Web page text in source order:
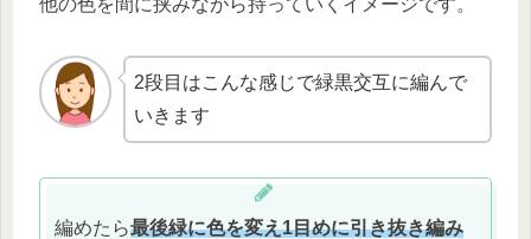
他の色を間に挟みながら持っていくイメージです。
2段目はこんな感じで緑黒交互に編んで
いきます
編めたら最後緑に色を変え1目めに引き抜き編み